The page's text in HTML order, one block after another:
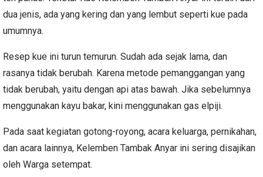
dua jenis, ada yang kering dan yang lembut seperti kue pada
umumnya.
Resep kue ini turun temurun. Sudah ada sejak lama, dan
rasanya tidak berubah. Karena metode pemanggangan yang
tidak berubah, yaitu dengan api atas bawah. Jika sebelumnya
menggunakan kayu bakar, kini menggunakan gas elpiji.
Pada saat kegiatan gotong-royong, acara keluarga, pernikahan,
dan acara lainnya, Kelemben Tambak Anyar ini sering disajikan
oleh Warga setempat.